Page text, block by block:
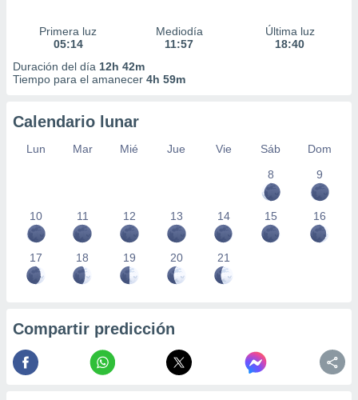
Primera luz
05:14
Mediodía
11:57
Última luz
18:40
Duración del día 12h 42m
Tiempo para el amanecer 4h 59m
Calendario lunar
Lun Mar Mié Jue Vie Sáb
Dom
8
9
10 11 12 13 14 15 16
17 18 19 20 21
Compartir predicción